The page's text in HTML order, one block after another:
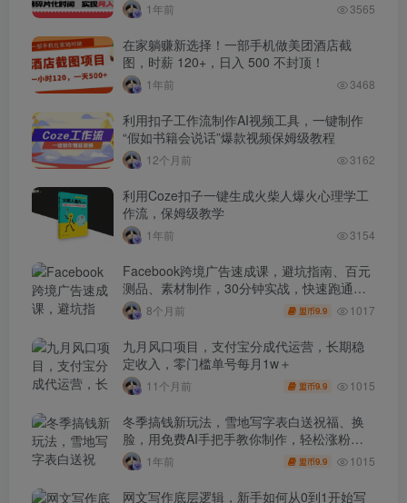
1年前 3565
在家躺赚新选择！一部手机做美团酒店截
图，时薪 120+，日入 500 不封顶！
1年前 3468
利用扣子工作流制作AI视频工具，一键制作
“假如书籍会说话”爆款视频保姆级教程
12个月前 3162
利用Coze扣子一键生成火柴人爆火心理学工
作流，保姆级教学
1年前 3154
Facebook跨境广告速成课，避坑指南、百元
测品、素材制作，30分钟实战，快速跑通首
单出单8个月前 盟币9.9 1017
九月风口项目，支付宝分成代运营，长期稳
定收入，零门槛单号每月1w＋
11个月前 盟币9.9 1015
冬季搞钱新玩法，雪地写字表白送祝福、换
脸，用免费AI手把手教你制作，轻松涨粉
3.5w，接单到手软
1年前 盟币9.9 1015
网文写作底层逻辑，新手如何从0到1开始写